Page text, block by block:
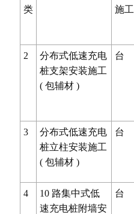
类
施
2
分布式低速充电
桩支架安装施工
( 包辅材 )
台
3
分布式低速充电
桩立柱安装施工
( 包辅材 )
台
4 10 路集中式低
速充电桩附墙安
台